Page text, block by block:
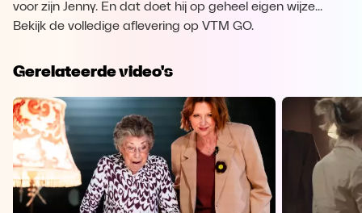
voor zijn Jenny. En dat doet hij op geheel eigen wijze...
Bekijk de volledige aflevering op VTM GO.
Gerelateerde video's